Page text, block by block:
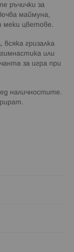
ръчички за
маймуна,
меки цветове.
гризалка
или
за игра при
наличностите.